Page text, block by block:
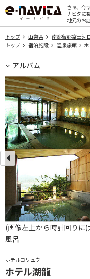
さぁ、今
ナビタに
地元のお
トップ 山梨県 南都留郡富士河
トップ
宿泊施設 温泉旅館
アルバム
ホテルコリュウ
ホテル湖龍
(画像左上から時計回りに
風呂